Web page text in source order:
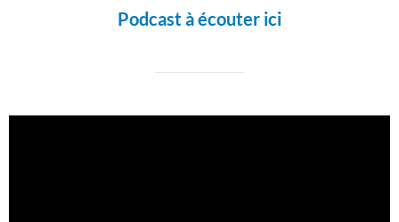
Podcast à écouter ici